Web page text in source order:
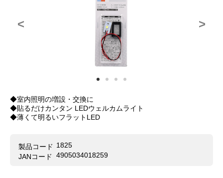
< >
◆室内照明の増設・交換に
◆貼るだけカンタン LEDウェルカムライト
◆薄くて明るいフラットLED
製品コード 1825
JANコード
4905034018259